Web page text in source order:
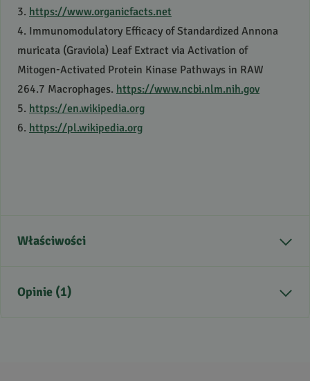
3. https://www.organicfacts.net
4. Immunomodulatory Efficacy of Standardized Annona
muricata (Graviola) Leaf Extract via Activation of
Mitogen-Activated Protein Kinase Pathways in RAW
264.7 Macrophages. https://www.ncbi.nlm.nih.gov
5. https://en.wikipedia.org
6. https://pl.wikipedia.org
Właściwości
Kraj pochodzenia
Opinie (1)